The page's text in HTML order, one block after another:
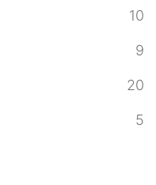
10
9
20
5